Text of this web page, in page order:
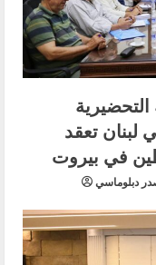
التحضيرية
تعقد
في بيروت
دبلوماسي